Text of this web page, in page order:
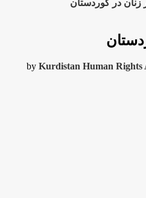
زنان در کوردستان
by Kurdistan Human Rights